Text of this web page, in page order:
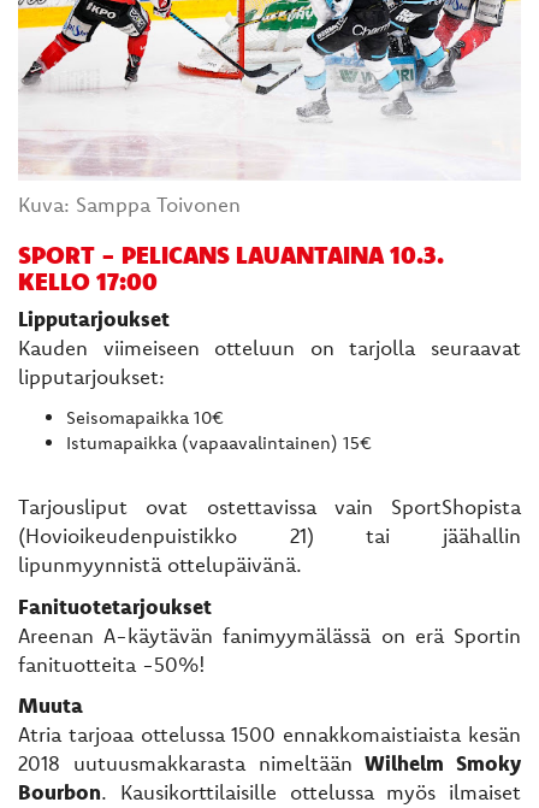
Kuva: Samppa Toivonen
SPORT - PELICANS LAUANTAINA 10.3.
KELLO 17:00
Lipputarjoukset
Kauden viimeiseen otteluun on tarjolla seuraavat
lipputarjoukset:
Seisomapaikka 10€
Istumapaikka (vapaavalintainen) 15€
Tarjousliput ovat ostettavissa vain SportShopista
(Hovioikeudenpuistikko 21) tai jäähallin
lipunmyynnistä ottelupäivänä.
Fanituotetarjoukset
Areenan A-käytävän fanimyymälässä on erä Sportin
fanituotteita -50%!
Muuta
Atria tarjoaa ottelussa 1500 ennakkomaistiaista kesän
2018 uutuusmakkarasta nimeltäänWilhelm Smoky
Bourbon. Kausikorttilaisille ottelussa myös ilmaiset